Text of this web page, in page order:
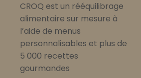
CROQ est un rééquilibrage
alimentaire sur mesure à
l’aide de menus
personnalisables et plus de
5 000 recettes
gourmandes